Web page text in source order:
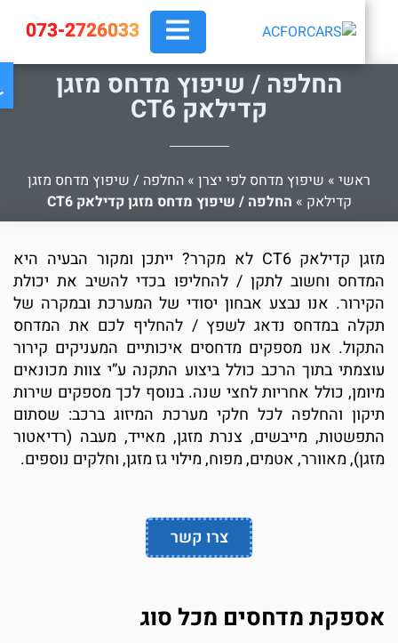
073-2726033
החלפה / שיפוץ מדחס מזגן
קדילאק CT6
ראשי»שיפוץ מדחס לפי יצרן»החלפה / שיפוץ מדחס מזגן
קדילאק»החלפה / שיפוץ מדחס מזגן קדילאק CT6
מזגן קדילאק CT6 לא מקרר? ייתכן ומקור הבעיה היא
וחשוב לתקן / להחליפו בכדי להשיב את יכולת
אנו נבצע אבחון יסודי של המערכת ובמקרה של
במדחס נדאג לשפץ / להחליף לכם את המדחס
אנו מספקים מדחסים איכותיים המעניקים קירור
בתוך הרכב כולל ביצוע התקנה ע”י צוות מכונאים
כולל אחריות לחצי שנה. בנוסף לכך מספקים שירות
והחלפה לכל חלקי מערכת המיזוג ברכב: שסתום
מייבשים, צנרת מזגן, מאייד, מעבה (רדיאטור
מאוורר, אטמים, מפוח, מילוי גז מזגן, וחלקים נוספים.
צרו קשר
מדחסים מכל סוג